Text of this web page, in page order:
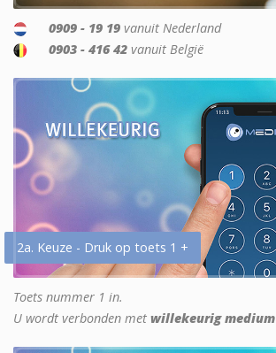
0909 - 19 19 vanuit Nederland
0903 - 416 42 vanuit België
2a. Keuze - Druk op toets 1 +
Toets nummer 1 in.
U wordt verbonden met willekeurig medium